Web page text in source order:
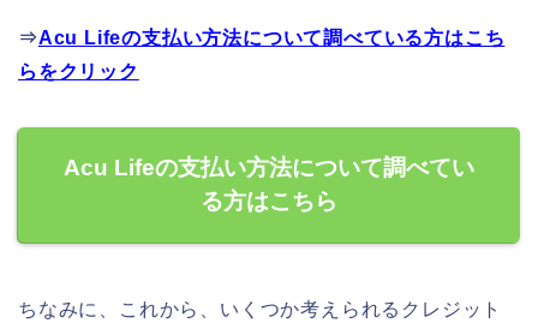
⇒Acu Lifeの支払い方法について調べている方はこち
らをクリック
Acu Lifeの支払い方法について調べてい
る方はこちら
ちなみに、これから、いくつか考えられるクレジット